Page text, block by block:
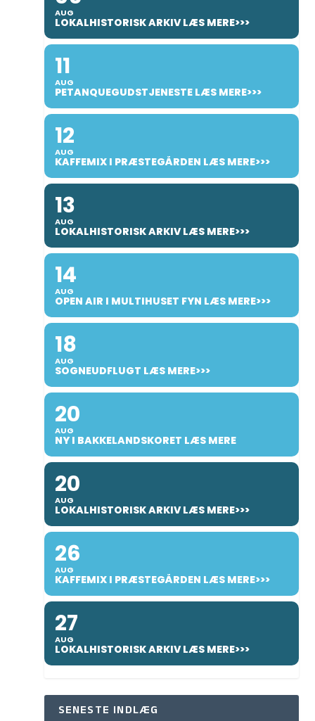
AUG
LOKALHISTORISK ARKIV LÆS MERE>>>
11
AUG
PETANQUEGUDSTJENESTE LÆS MERE>>>
12
AUG
KAFFEMIX I PRÆSTEGÅRDEN LÆS MERE>>>
13
AUG
LOKALHISTORISK ARKIV LÆS MERE>>>
14
AUG
OPEN AIR I MULTIHUSET FYN LÆS MERE>>>
18
AUG
SOGNEUDFLUGT LÆS MERE>>>
20
AUG
NY I BAKKELANDSKORET LÆS MERE
20
AUG
LOKALHISTORISK ARKIV LÆS MERE>>>
26
AUG
KAFFEMIX I PRÆSTEGÅRDEN LÆS MERE>>>
27
AUG
LOKALHISTORISK ARKIV LÆS MERE>>>
SENESTE INDLÆG